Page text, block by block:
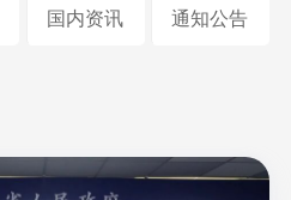
国内资讯 通知公告